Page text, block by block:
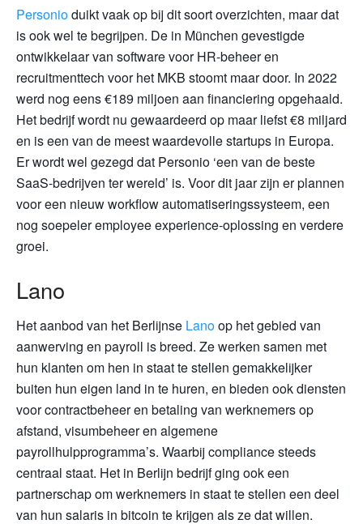
Personioduikt vaak op bij dit soort overzichten, maar dat
is ook wel te begrijpen. De in München gevestigde
ontwikkelaar van software voor HR-beheer en
recruitmenttech voor het MKB stoomt maar door. In 2022
werd nog eens €189 miljoen aan financiering opgehaald.
Het bedrijf wordt nu gewaardeerd op maar liefst €8 miljard
en is een van de meest waardevolle startups in Europa.
Er wordt wel gezegd dat Personio ‘een van de beste
SaaS-bedrijven ter wereld’ is. Voor dit jaar zijn er plannen
voor een nieuw workflow automatiseringssysteem, een
nog soepeler employee experience-oplossing en verdere
groei.
Lano
Het aanbod van het Berlijnse Lanoop het gebied van
aanwerving en payroll is breed. Ze werken samen met
hun klanten om hen in staat te stellen gemakkelijker
buiten hun eigen land in te huren, en bieden ook diensten
voor contractbeheer en betaling van werknemers op
afstand, visumbeheer en algemene
payrollhulpprogramma’s. Waarbij compliance steeds
centraal staat. Het in Berlijn bedrijf ging ook een
partnerschap om werknemers in staat te stellen een deel
van hun salaris in bitcoin te krijgen als ze dat willen.